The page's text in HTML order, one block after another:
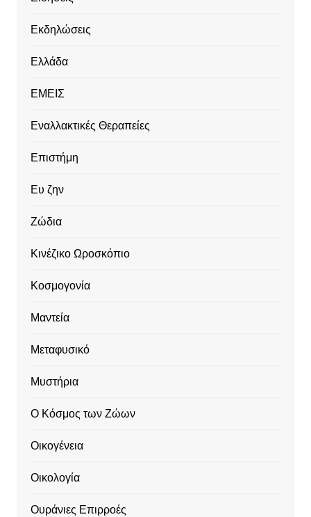
Εκδηλώσεις
Ελλάδα
ΕΜΕΙΣ
Εναλλακτικές Θεραπείες
Επιστήμη
Ευ ζην
Ζώδια
Κινέζικο Ωροσκόπιο
Κοσμογονία
Μαντεία
Μεταφυσικό
Μυστήρια
Ο Κόσμος των Ζώων
Οικογένεια
Οικολογία
Ουράνιες Επιρροές